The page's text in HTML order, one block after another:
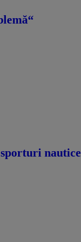
nautice